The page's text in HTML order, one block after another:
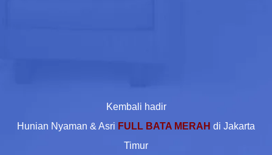
Kembali hadir
Hunian Nyaman & Asri FULL BATA MERAH di Jakarta
Timur